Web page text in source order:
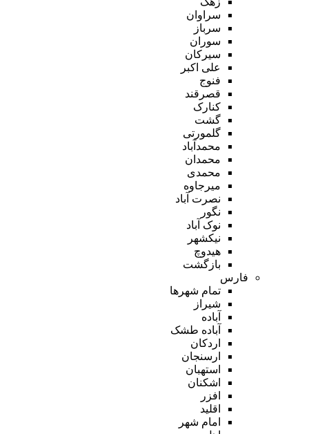
سراوان
سرباز
سوران
سیرکان
علی اکبر
فنوج
قصرقند
کنارک
گشت
گلمورتی
محمدآباد
محمدان
محمدی
میرجاوه
نصرت آباد
نگور
نوک آباد
نیکشهر
هیدوچ
بازگشت
فارس
تمام شهر‌ها
شیراز
آباده
آباده طشک
اردکان
ارسنجان
استهبان
اشکنان
افزر
اقلید
امام شهر